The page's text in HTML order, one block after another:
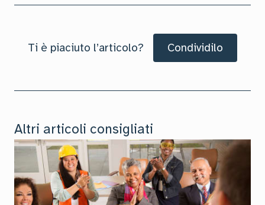
Ti è piaciuto l’articolo? Condividilo
Altri articoli consigliati